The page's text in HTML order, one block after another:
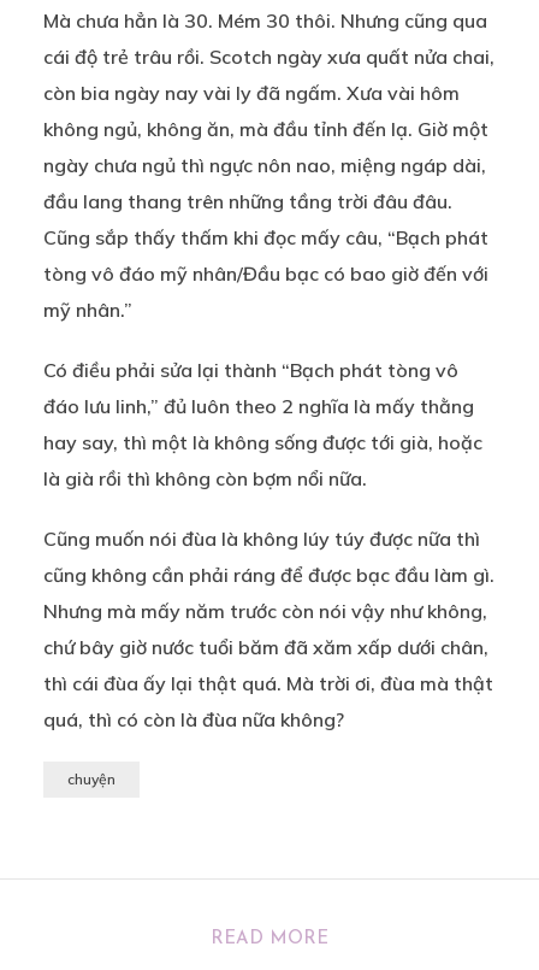
Mà chưa hẳn là 30. Mém 30 thôi. Nhưng cũng qua
cái độ trẻ trâu rồi. Scotch ngày xưa quất nửa chai,
còn bia ngày nay vài ly đã ngấm. Xưa vài hôm
không ngủ, không ăn, mà đầu tỉnh đến lạ. Giờ một
ngày chưa ngủ thì ngực nôn nao, miệng ngáp dài,
đầu lang thang trên những tầng trời đâu đâu.
Cũng sắp thấy thấm khi đọc mấy câu, “Bạch phát
tòng vô đáo mỹ nhân/Đầu bạc có bao giờ đến với
mỹ nhân.”
Có điều phải sửa lại thành “Bạch phát tòng vô
đáo lưu linh,” đủ luôn theo 2 nghĩa là mấy thằng
hay say, thì một là không sống được tới già, hoặc
là già rồi thì không còn bợm nổi nữa.
Cũng muốn nói đùa là không lúy túy được nữa thì
cũng không cần phải ráng để được bạc đầu làm gì.
Nhưng mà mấy năm trước còn nói vậy như không,
chứ bây giờ nước tuổi băm đã xăm xấp dưới chân,
thì cái đùa ấy lại thật quá. Mà trời ơi, đùa mà thật
quá, thì có còn là đùa nữa không?
chuyện
READ MORE